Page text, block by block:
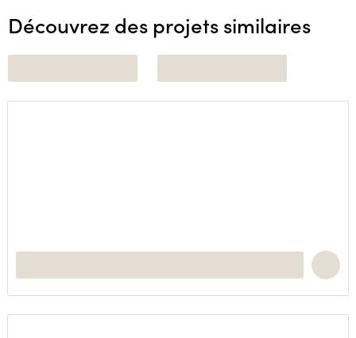
Découvrez des projets similaires